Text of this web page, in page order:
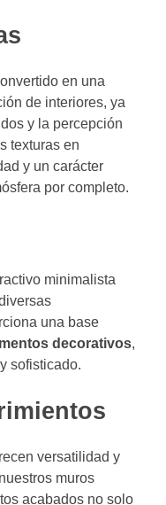
en una
de interiores, ya
y la percepción
texturas en
y un carácter
por completo.
minimalista
una base
decorativos,
sofisticado.
versatilidad y
muros
acabados no solo